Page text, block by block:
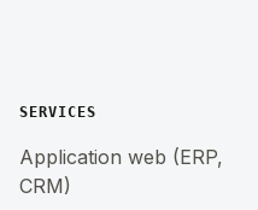
SERVICES
Application web (ERP,
CRM)